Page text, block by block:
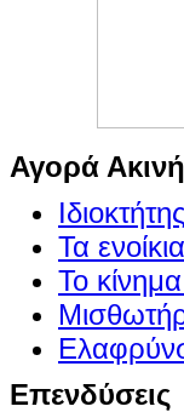
Αγορά
Τα
Το
Επενδύσεις